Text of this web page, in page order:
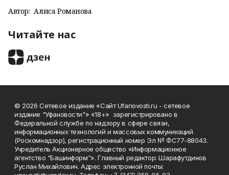
Автор: Алиса Романова
Читайте нас
© 2026 Сетевое издание «Сайт Ufanovosti.ru - сетевое
издание "Уфановости"» «18+» зарегистрировано в
Федеральной службе по надзору в сфере связи,
информационных технологий и массовых коммуникаций
(Роскомнадзор), регистрационный номер Эл № ФС77-88043.
Учредитель Акционерное общество «Информационное
агентство "Башинформ"». Главный редактор: Шарафутдинов
Руслан Михайлович. Адрес электронной почты: